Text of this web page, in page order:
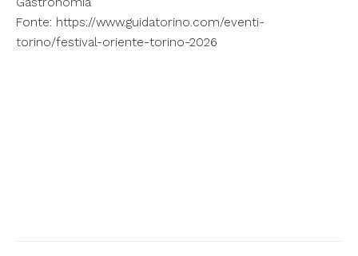
Fonte: https://www.guidatorino.com/eventi-
torino/festival-oriente-torino-2026